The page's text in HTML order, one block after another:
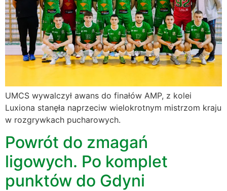
UMCS wywalczył awans do finałów AMP, z kolei
Luxiona stanęła naprzeciw wielokrotnym mistrzom kraju
w rozgrywkach pucharowych.
Powrót do zmagań
ligowych. Po komplet
punktów do Gdyni